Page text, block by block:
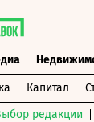
Капитал
редакции